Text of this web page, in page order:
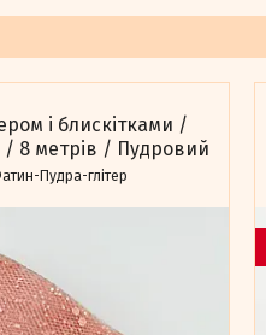
і блискітками /
8 метрів / Пудровий
Пудра-глітер